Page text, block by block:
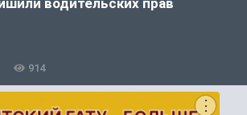
водительских прав
914